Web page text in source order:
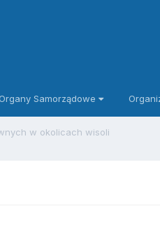
Samorządowe
w okolicach wisoli